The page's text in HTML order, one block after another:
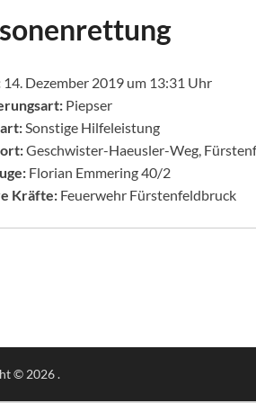
14. Dezember 2019 um 13:31 Uhr
Piepser
Sonstige Hilfeleistung
Geschwister-Haeusler-Weg,
Florian Emmering 40/2
Kräfte: Feuerwehr Fürstenfeldbruck
© 2026.